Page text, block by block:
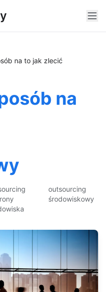
na to jak zlecić
na
outsourcing
środowiskowy